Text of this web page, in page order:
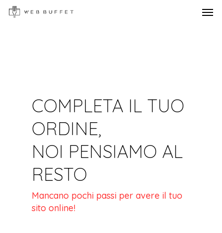
Skip
COMPLETA IL TUO
ORDINE,
NOI PENSIAMO AL
RESTO
Mancano pochi passi per avere il tuo
sito online!